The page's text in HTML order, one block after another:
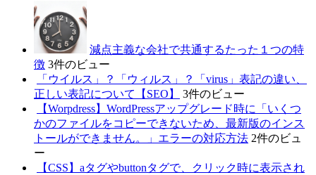
減点主義な会社で共通するたった１つの特
徴 3件のビュー
「ウイルス」？「ウィルス」？「virus」表記の違い、
正しい表記について【SEO】
3件のビュー
【Worpdress】WordPressアップグレード時に「いくつ
かのファイルをコピーできないため、最新版のインス
トールができません。」エラーの対応方法 2件のビュ
ー
【CSS】aタグやbuttonタグで、クリック時に表示され